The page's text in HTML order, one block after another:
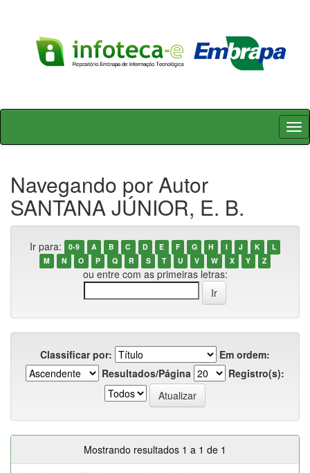
Skip
Navegando por Autor
SANTANA JÚNIOR, E. B.
Ir para: 0-9 A B C D E F G H I J K
L
M
N O P Q R S T U V W X Y Z
ou entre com as primeiras letras:
Classificar por:
Em ordem:
Resultados/Página
Registro(s):
Mostrando resultados 1 a 1 de 1